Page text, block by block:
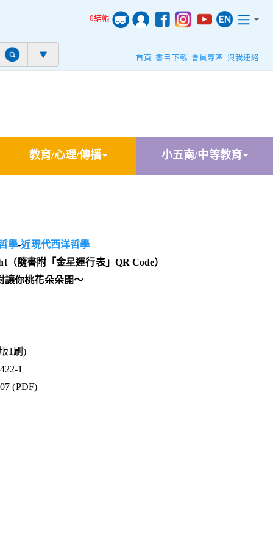
0結帳
首頁 書目下載 會員專區 與我連絡
教育/心理/傳播 小五南/中等教育
學-近現代西洋哲學
隨書附「金星運行表」QR Code）
讓你桃花朵朵開～
1刷)
1
(PDF)